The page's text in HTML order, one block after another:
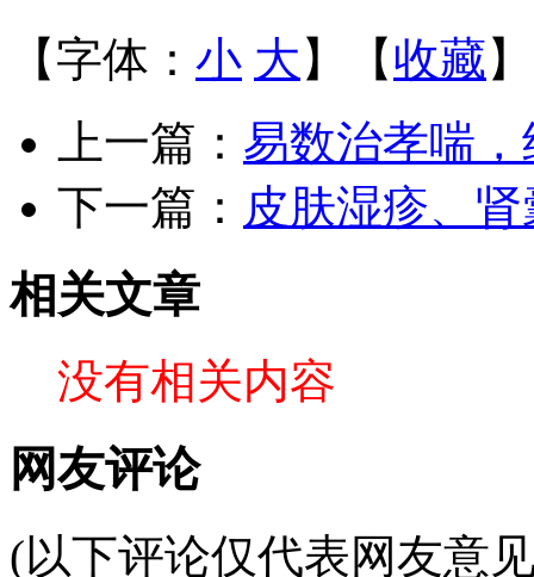
【字体： 小 大 】【收藏
上一篇： 易数治孝喘
下一篇： 皮肤湿疹、
相关文章
没有相关内容
网友评论
(以下评论仅代表网友意